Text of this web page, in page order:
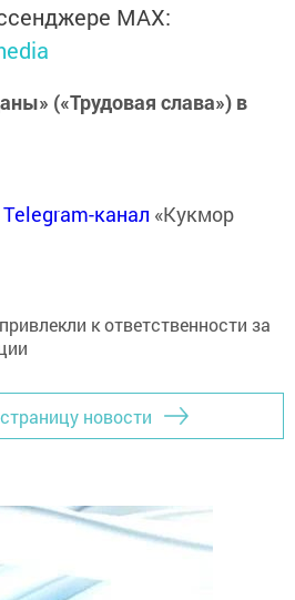
MАХ:
(«Трудовая слава») в
Telegram-канал «Кукмор
новости